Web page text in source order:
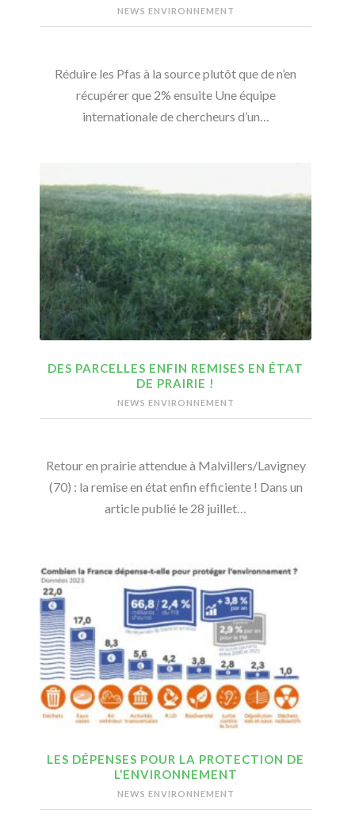
NEWS ENVIRONNEMENT
Réduire les Pfas à la source plutôt que de n’en
récupérer que 2% ensuite Une équipe
internationale de chercheurs d’un…
DES PARCELLES ENFIN REMISES EN ÉTAT
DE PRAIRIE !
NEWS ENVIRONNEMENT
Retour en prairie attendue à Malvillers/Lavigney
(70) : la remise en état enfin efficiente ! Dans un
article publié le 28 juillet…
LES DÉPENSES POUR LA PROTECTION DE
L’ENVIRONNEMENT
NEWS ENVIRONNEMENT